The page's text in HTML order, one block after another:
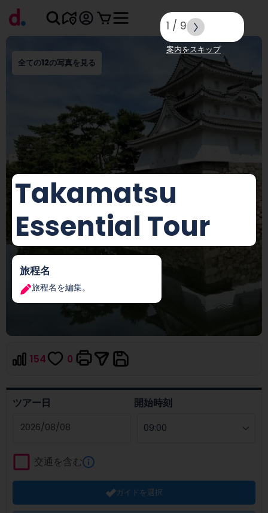
全ての12の写真を見る
Takamatsu
Essential Tour
旅程名
旅程名を編集。
154 0
ツアー日 開始時刻
forward
to
interact
the
交通を含む
ガイドを選択
1 / 9
案内をスキップ